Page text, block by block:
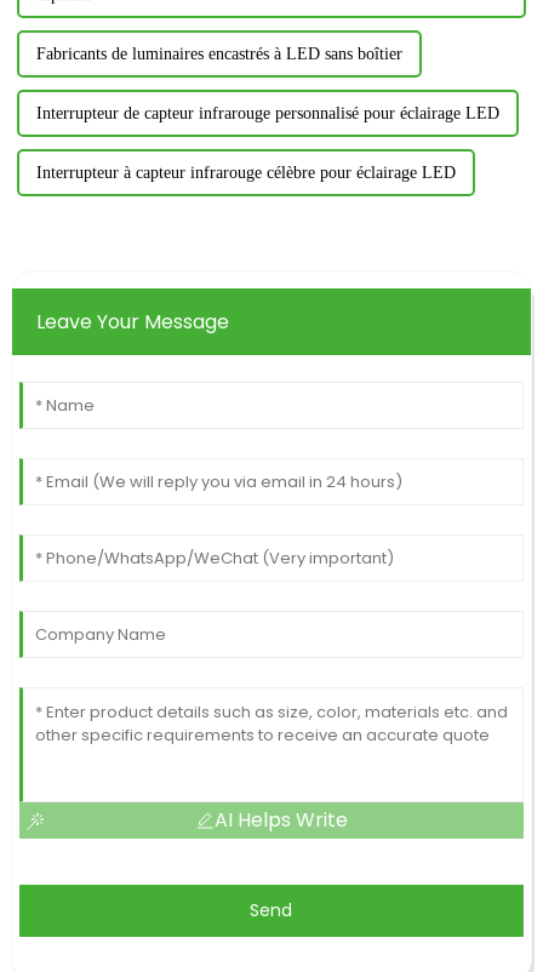
Fabricants de luminaires encastrés à LED sans boîtier
Interrupteur de capteur infrarouge personnalisé pour éclairage LED
Interrupteur à capteur infrarouge célèbre pour éclairage LED
Leave Your Message
AI Helps Write
Send